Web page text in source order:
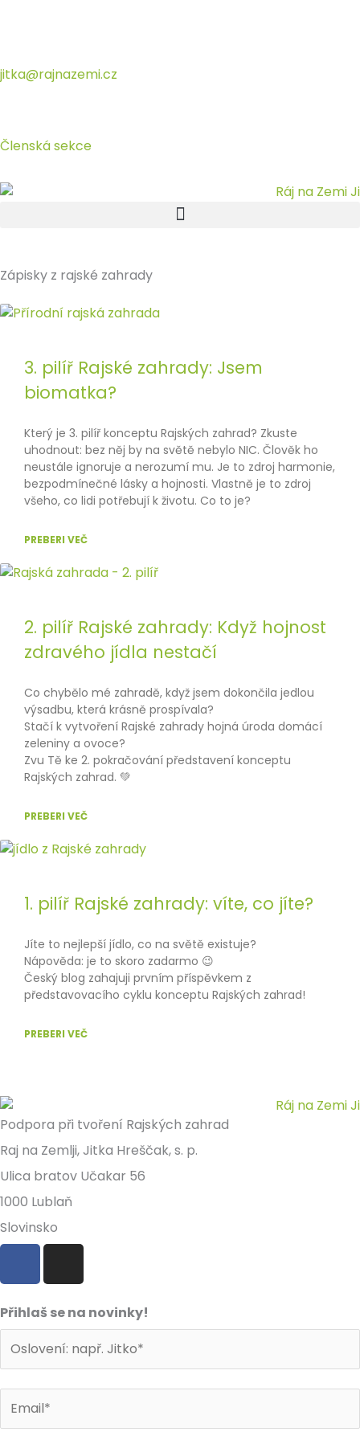
jitka@rajnazemi.cz
Členská sekce
Zápisky z rajské zahrady
3. pilíř Rajské zahrady: Jsem
biomatka?
Který je 3. pilíř konceptu Rajských zahrad? Zkuste
uhodnout: bez něj by na světě nebylo NIC. Člověk ho
neustále ignoruje a nerozumí mu. Je to zdroj harmonie,
bezpodmínečné lásky a hojnosti. Vlastně je to zdroj
všeho, co lidi potřebují k životu. Co to je?
PREBERI VEČ
2. pilíř Rajské zahrady: Když hojnost
zdravého jídla nestačí
Co chybělo mé zahradě, když jsem dokončila jedlou
výsadbu, která krásně prospívala?
Stačí k vytvoření Rajské zahrady hojná úroda domácí
zeleniny a ovoce?
Zvu Tě ke 2. pokračování představení konceptu
Rajských zahrad. 💚
PREBERI VEČ
1. pilíř Rajské zahrady: víte, co jíte?
Jíte to nejlepší jídlo, co na světě existuje?
Nápověda: je to skoro zadarmo 😉
Český blog zahajuji prvním příspěvkem z
představovacího cyklu konceptu Rajských zahrad!
PREBERI VEČ
Podpora při tvoření Rajských zahrad
Raj na Zemlji, Jitka Hreščak, s. p.
Ulica bratov Učakar 56
1000 Lublaň
Slovinsko
F
c
e
b
o
o
k
I
s
t
a
g
r
a
Přihlaš se na novinky!